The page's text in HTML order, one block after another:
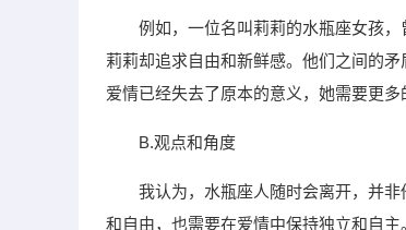
例如，一位名叫莉莉的水瓶座女孩
莉莉却追求自由和新鲜感。他们之间的
爱情已经失去了原本的意义，她需要更多
B.观点和角度
我认为，水瓶座人随时会离开，并
和自由，也需要在爱情中保持独立和自